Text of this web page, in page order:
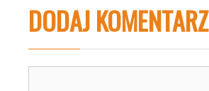
DODAJ KOMENTARZ